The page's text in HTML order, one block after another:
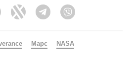
Twitter Telegram
Марс NASA